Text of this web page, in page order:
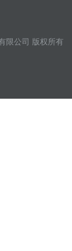
限公司 版权所有